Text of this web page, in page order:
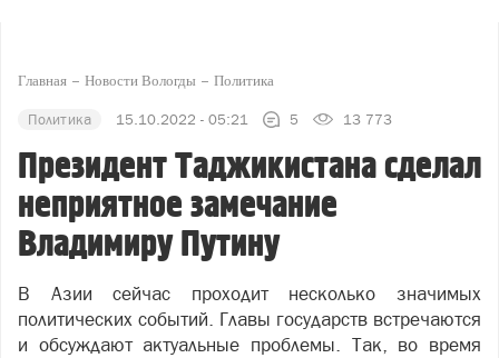
Главная Новости Вологды Политика
Политика 15.10.2022 - 05:21 5 13 773
Президент Таджикистана сделал
неприятное замечание
Владимиру Путину
В Азии сейчас проходит несколько значимых
политических событий. Главы государств встречаются
и обсуждают актуальные проблемы. Так, во время